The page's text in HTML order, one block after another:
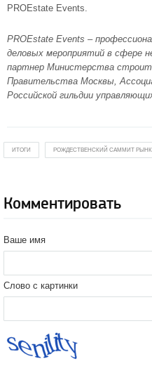
PROEstate Events.
PROEstate Events –
деловых мероприятий в сфере
партнер Министерства
Правительства Москвы,
Российской гильдии
ИТОГИ РОЖДЕСТВЕНСКИЙ САММИТ
Комментировать
Ваше имя
Слово с картинки